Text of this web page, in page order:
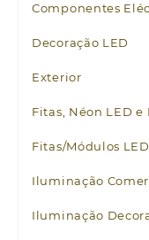
Componentes
Decoração LED
Exterior
Fitas, Néon LED e
Fitas/Módulos LED
Iluminação
Iluminação